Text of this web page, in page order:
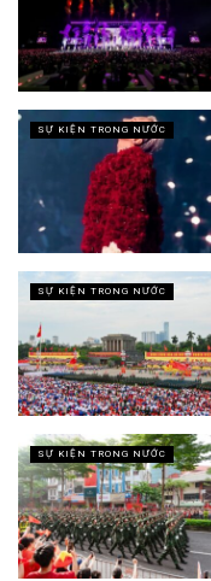
SỰ KIỆN TRONG NƯỚC
SỰ KIỆN TRONG NƯỚC
SỰ KIỆN TRONG NƯỚC